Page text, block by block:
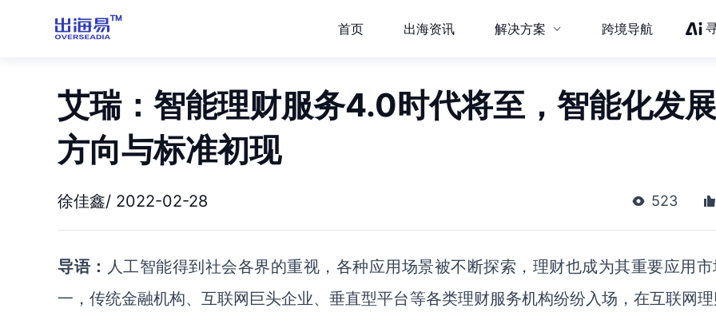
首页 出海资讯 解决方案 跨境导航
艾瑞：智能理财服务4.0时代将至，智能化发展
方向与标准初现
徐佳鑫/ 2022-02-28 523
导语： 人工智能得到社会各界的重视，各种应用场景被不断探索，理财也成为其重要应用市
一，传统金融机构、互联网巨头企业、垂直型平台等各类理财服务机构纷纷入场，在互联网